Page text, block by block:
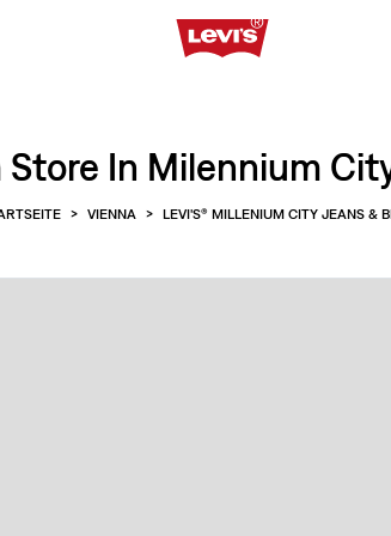
In Milennium
> VIENNA > LEVI'S® MILLENIUM CITY JEANS &